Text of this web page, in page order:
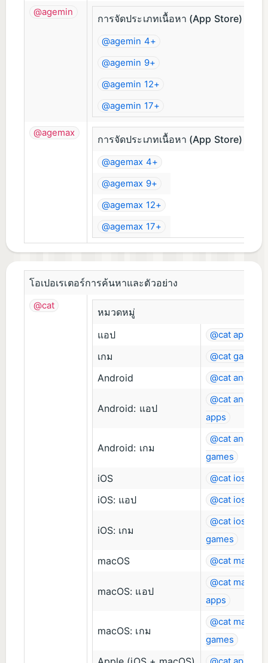
@agemin
การจัดประเภทเนื้อหา (App Store)
@agemin 4+
@agemin 9+
@agemin 12+
@agemin 17+
@agemax
การจัดประเภทเนื้อหา (App Store)
@agemax 4+
@agemax 9+
@agemax 12+
@agemax 17+
โอเปอเรเตอร์การค้นหาและตัวอย่าง
@cat
หมวดหมู่
แอป
@cat apps
เกม @cat games
Android @cat android
Android: แอป
@cat
apps
Android: เกม
@cat
games
iOS @cat ios
iOS: แอป @cat ios-
iOS: เกม
@cat ios-
games
macOS @cat macos
macOS: แอป
@cat macos-
apps
macOS: เกม
@cat macos-
games